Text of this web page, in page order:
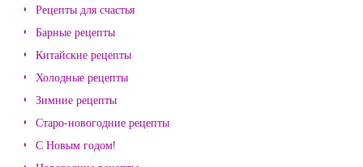
Рецепты для счастья
Барные рецепты
Китайские рецепты
Холодные рецепты
Зимние рецепты
Старо-новогодние рецепты
С Новым годом!